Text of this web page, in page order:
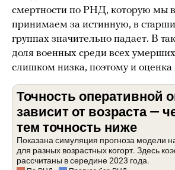
смертности по РНД, которую мы в
принимаем за истинную, в
группах значительно падает. В
доля военных среди всех
слишком низка, поэтому и оценка